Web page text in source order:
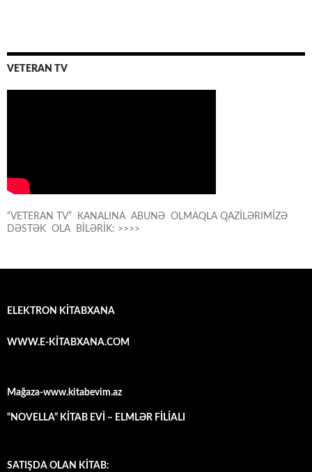
VETERAN TV
“VETERAN TV” KANALINA ABUNƏ OLMAQLA QAZİLƏRIMİZƏ
DƏSTƏK OLA BİLƏRİK: >>>>
ELEKTRON KİTABXANA
WWW.E-KİTABXANA.COM
Mağaza-www.kitabevim.az
“NOVELLA” KİTAB EVİ – ELMLƏR FİLİALI
SATIŞDA OLAN KİTAB: